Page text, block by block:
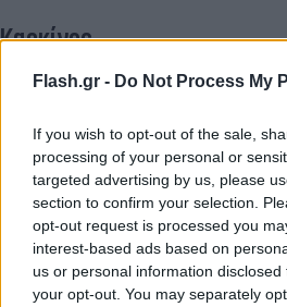
Flash.gr - Do Not Process My
If you wish to opt-out of the sale,
processing of your personal or
targeted advertising by us, please
section to confirm your selection.
opt-out request is processed you
interest-based ads based on
us or personal information
your opt-out. You may separately
Καρκίνος
Οι Ευκαιρίες:Οι συμπτώσεις
καταστάσεις και δίνονται
ζητήματα, κάνεις κοντινές
λειτουργούν λυτρωτικά και
Αξιολογείς ανθρώπους,
επιτυχημένα ξεκαθαρίσματα!